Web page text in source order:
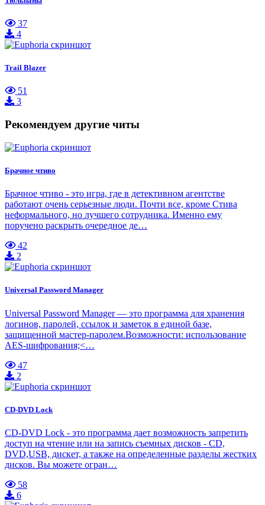
37
4
Trail Blazer
51
3
Рекомендуем другие читы
Брачное чтиво
Брачное чтиво - это игра, где в детективном агентстве
работают очень серьезные люди. Почти все, кроме Стива
неформального, но лучшего сотрудника. Именно ему
поручено раскрыть очередное де…
42
2
Universal Password Manager
Universal Password Manager — это программа для хранения
логинов, паролей, ссылок и заметок в единой базе,
защищенной мастер-паролем.Возможности: использование
AES-шифрования;<…
47
2
CD-DVD Lock
CD-DVD Lock - это программа дает возможность запретить
доступ на чтение или на запись съемных дисков - CD,
DVD,USB, дискет, а также на определенные разделы жестких
дисков. Вы можете огран…
58
6